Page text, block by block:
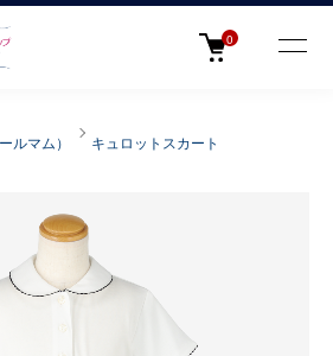
0
ルマム）
キュロットスカート